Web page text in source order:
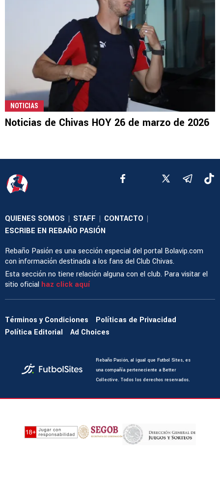
NOTICIAS
Noticias de Chivas HOY 26 de marzo de 2026
QUIENES SOMOS STAFF CONTACTO
ESCRIBE EN REBAÑO PASIÓN
Rebaño Pasión es una sección especial del portal Bolavip.com
con información destinada a los fans del Club Chivas.
Esta sección no tiene relación alguna con el club. Para visitar el
sitio oficial haz click aquí
Términos y Condiciones
Políticas de Privacidad
Política Editorial
Ad Choices
Rebaño Pasión, al igual que Futbol Sites, es
una compañía perteneciente a Better
Collective. Todos los derechos reservados.